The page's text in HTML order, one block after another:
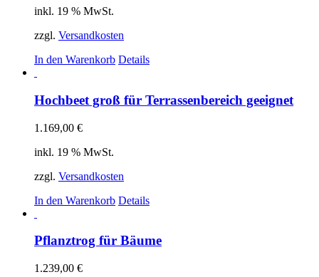
inkl. 19 % MwSt.
zzgl. Versandkosten
In den Warenkorb Details
Hochbeet groß für Terrassenbereich geeignet
1.169,00 €
inkl. 19 % MwSt.
zzgl. Versandkosten
In den Warenkorb Details
Pflanztrog für Bäume
1.239,00 €